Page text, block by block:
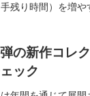
残り時間）を増や
の新作コレ
ック